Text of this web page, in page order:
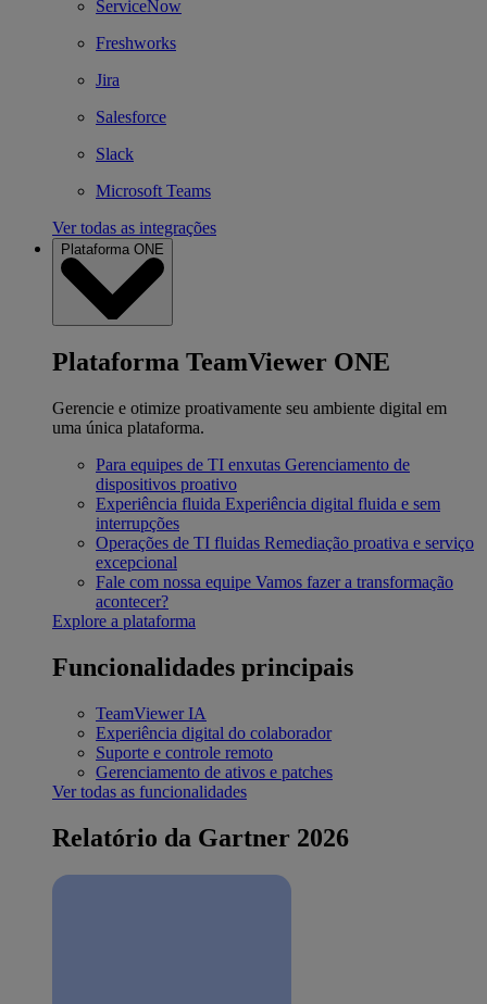
ServiceNow
Freshworks
Jira
Salesforce
Slack
Microsoft Teams
Ver todas as integrações
Plataforma ONE
Plataforma TeamViewer ONE
Gerencie e otimize proativamente seu ambiente digital em
uma única plataforma.
Para equipes de TI enxutas Gerenciamento de
dispositivos proativo
Experiência fluida Experiência digital fluida e sem
interrupções
Operações de TI fluidas Remediação proativa e serviço
excepcional
Fale com nossa equipe Vamos fazer a transformação
acontecer?
Explore a plataforma
Funcionalidades principais
TeamViewer IA
Experiência digital do colaborador
Suporte e controle remoto
Gerenciamento de ativos e patches
Ver todas as funcionalidades
Relatório da Gartner 2026